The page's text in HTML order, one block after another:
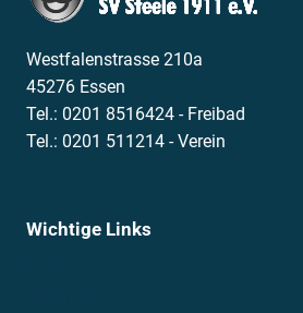
Westfalenstrasse 210a
45276 Essen
Tel.: 0201 8516424 - Freibad
Tel.: 0201 511214 - Verein
Wichtige Links